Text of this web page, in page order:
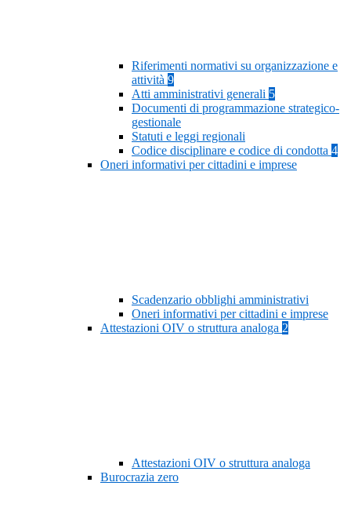
Riferimenti normativi su organizzazione e
attività 9
Atti amministrativi generali 5
Documenti di programmazione strategico-
gestionale
Statuti e leggi regionali
Codice disciplinare e codice di condotta 4
Oneri informativi per cittadini e imprese
Scadenzario obblighi amministrativi
Oneri informativi per cittadini e imprese
Attestazioni OIV o struttura analoga 2
Attestazioni OIV o struttura analoga
Burocrazia zero